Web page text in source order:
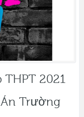
2021
Trường